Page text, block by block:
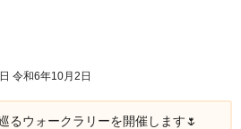
令和6年10月2日
るウォークラリーを開催します🌷